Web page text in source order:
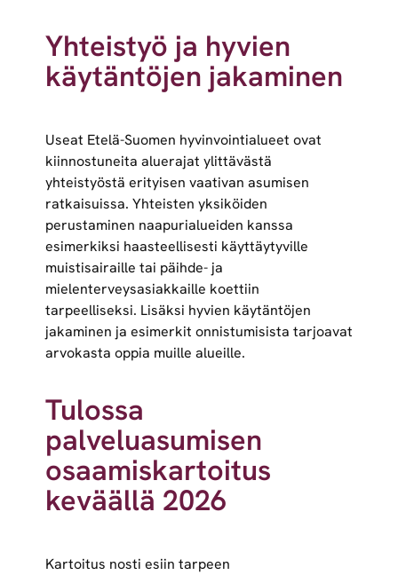
Yhteistyö ja hyvien
käytäntöjen jakaminen
Useat Etelä-Suomen hyvinvointialueet ovat
kiinnostuneita aluerajat ylittävästä
yhteistyöstä erityisen vaativan asumisen
ratkaisuissa. Yhteisten yksiköiden
perustaminen naapurialueiden kanssa
esimerkiksi haasteellisesti käyttäytyville
muistisairaille tai päihde- ja
mielenterveysasiakkaille koettiin
tarpeelliseksi. Lisäksi hyvien käytäntöjen
jakaminen ja esimerkit onnistumisista tarjoavat
arvokasta oppia muille alueille.
Tulossa
palveluasumisen
osaamiskartoitus
keväällä 2026
Kartoitus nosti esiin tarpeen